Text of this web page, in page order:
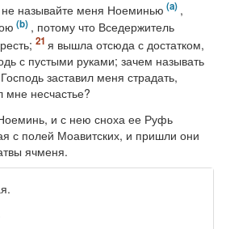
называйте меня Ноеминью
,
, потому что Вседержитель
я вышла отсюда с достатком,
с пустыми руками; зачем называть
заставил меня страдать,
мне несчастье?
и с нею сноха ее Руфь
с полей Моавитских, и пришли они
ячменя.